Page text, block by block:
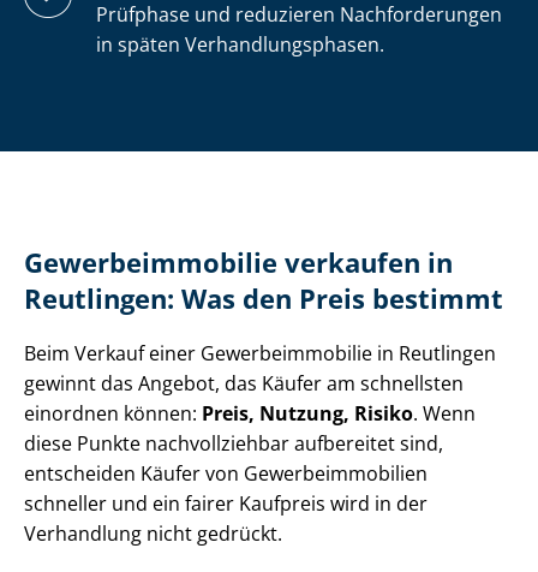
Prüfphase und reduzieren Nachforderungen
in späten Ver­hand­lungs­pha­sen.
Ge­wer­be­im­mo­bi­lie verkaufen in
Reutlingen: Was den Preis bestimmt
Beim Verkauf einer Ge­wer­be­im­mo­bi­lie in Reutlingen
gewinnt das Angebot, das Käufer am schnellsten
einordnen können: Preis, Nutzung, Risiko. Wenn
diese Punkte nachvollziehbar aufbereitet sind,
entscheiden Käufer von Ge­wer­be­im­mo­bi­li­en
schneller und ein fairer Kaufpreis wird in der
Verhandlung nicht gedrückt.